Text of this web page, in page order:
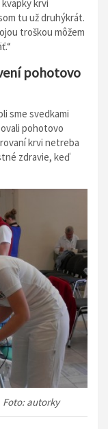
krvi
tu už druhýkrát.
troškou môžem
pohotovo
sme svedkami
pohotovo
krvi netreba
zdravie, keď
Foto: autorky